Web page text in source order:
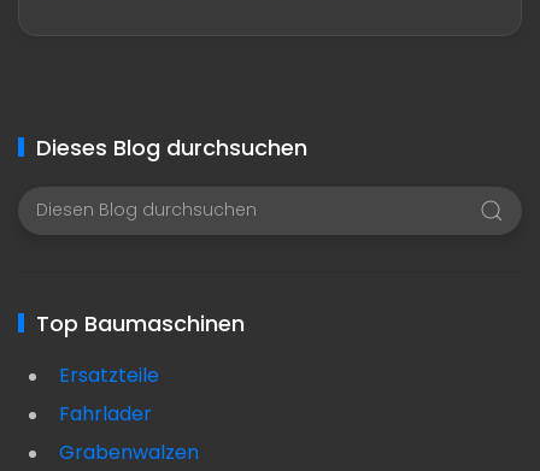
Dieses Blog durchsuchen
Top Baumaschinen
Ersatzteile
Fahrlader
Grabenwalzen